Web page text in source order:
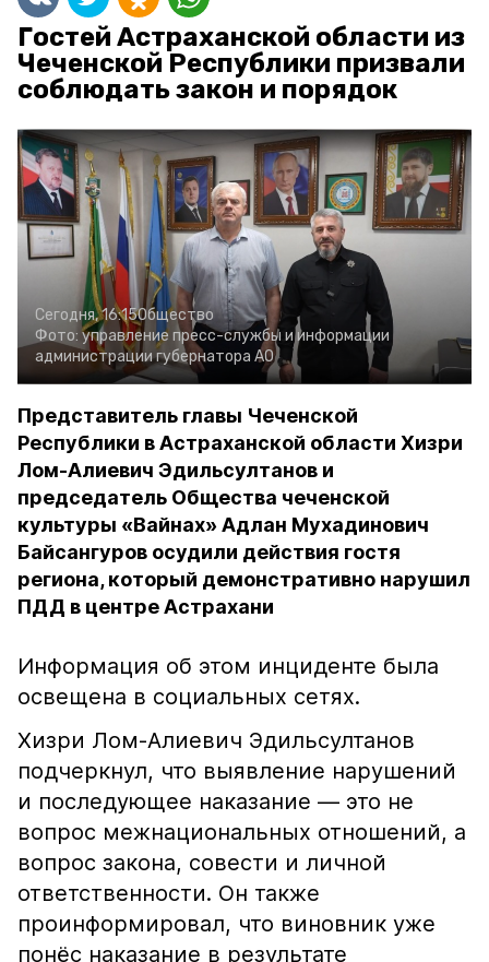
Гостей Астраханской области из
Чеченской Республики призвали
соблюдать закон и порядок
Сегодня, 16:15Общество
Фото: управление пресс-службы и информации
администрации губернатора АО
Представитель главы Чеченской
Республики в Астраханской области Хизри
Лом-Алиевич Эдильсултанов и
председатель Общества чеченской
культуры «Вайнах» Адлан Мухадинович
Байсангуров осудили действия гостя
региона, который демонстративно нарушил
ПДД в центре Астрахани
Информация об этом инциденте была
освещена в социальных сетях.
Хизри Лом-Алиевич Эдильсултанов
подчеркнул, что выявление нарушений
и последующее наказание — это не
вопрос межнациональных отношений, а
вопрос закона, совести и личной
ответственности. Он также
проинформировал, что виновник уже
понёс наказание в результате